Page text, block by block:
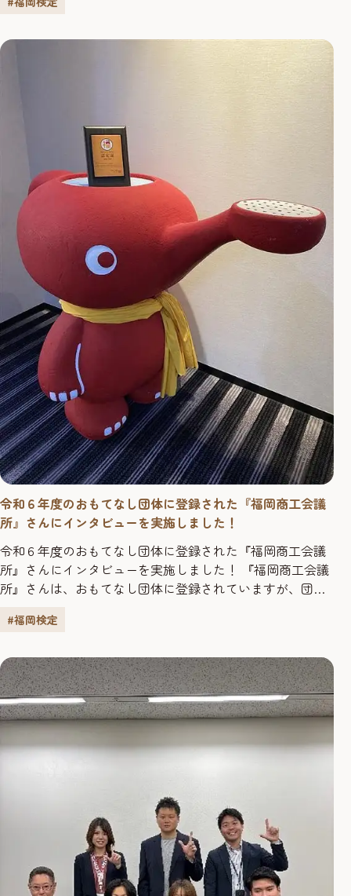
えてください。 これまでは十数名の有志で福岡検定の団体
活性化に加え、１つの目標に向かって取り組むことによる
令和６年度のおもてなし団体に登録された『福岡商工会議
所』さんにインタビューを実施しました！
令和６年度のおもてなし団体に登録された『福岡商工会議
所』さんにインタビューを実施しました！ 『福岡商工会議
所』さんは、おもてなし団体に登録されていますが、団体
地域振興や中小企業の支援に携わる者として、福岡に関す
中級以上の合格者には資格手当の支給という制度があるた
め中級や上級を目...
#福岡検定